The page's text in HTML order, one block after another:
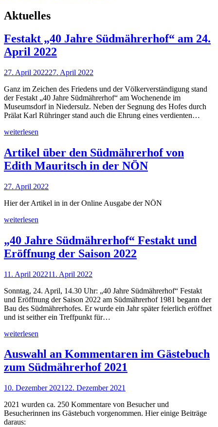
Aktuelles
Festakt „40 Jahre Südmährerhof“ am 24.
April 2022
27. April 202227. April 2022
Ganz im Zeichen des Friedens und der Völkerverständigung stand
der Festakt „40 Jahre Südmährerhof“ am Wochenende im
Museumsdorf in Niedersulz. Neben der Segnung des Hofes durch
Prälat Karl Rühringer stand auch die Ehrung eines verdienten…
weiterlesen
Artikel über den Südmährerhof von
Edith Mauritsch in der NÖN
27. April 2022
Hier der Artikel in in der Online Ausgabe der NÖN
weiterlesen
„40 Jahre Südmährerhof“ Festakt und
Eröffnung der Saison 2022
11. April 202211. April 2022
Sonntag, 24. April, 14.30 Uhr: „40 Jahre Südmährerhof“ Festakt
und Eröffnung der Saison 2022 am Südmährerhof 1981 begann der
Bau des Südmährerhofes. Er wurde ein Jahr später feierlich eröffnet
und ist seither ein Treffpunkt für…
weiterlesen
Auswahl an Kommentaren im Gästebuch
zum Südmährerhof 2021
10. Dezember 2021 22. Dezember 2021
2021 wurden ca. 250 Kommentare von Besucher und
Besucherinnen ins Gästebuch vorgenommen. Hier einige Beiträge
daraus: